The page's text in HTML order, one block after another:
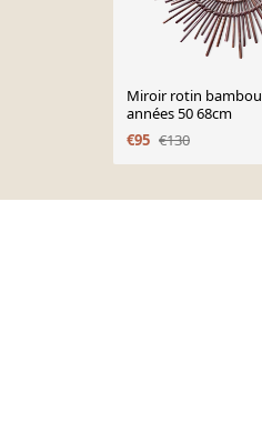
Miroir rotin
années 50 68cm
€95 €130